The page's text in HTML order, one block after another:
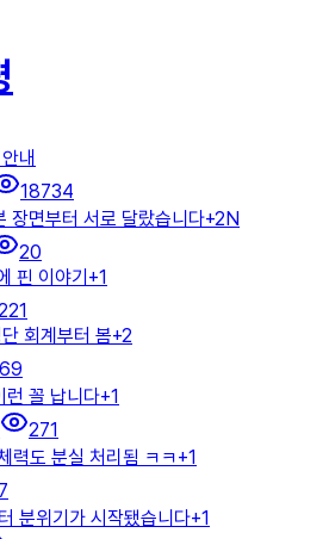
내
18734
장면부터 서로 달랐습니다+2 N
20
핀 이야기 +1
회계부터 봄+2
런 꼴 납니다+1
271
력도 분실 처리됨 ㅋㅋ+1
분위기가 시작됐습니다+1